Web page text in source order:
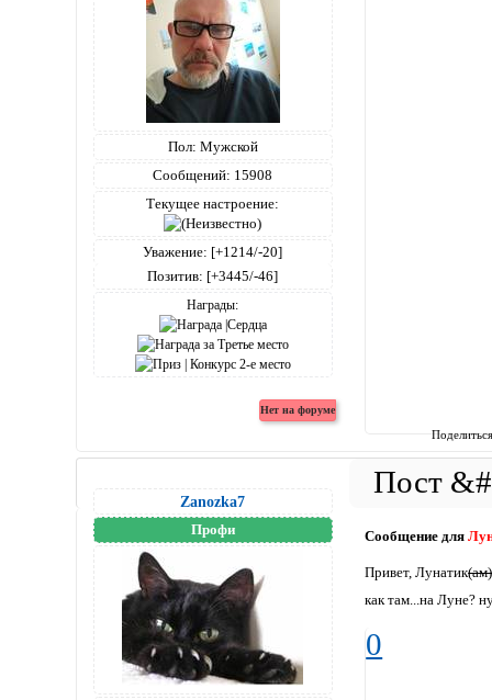
Пол: Мужской
Сообщений: 15908
Текущее настроение:
Уважение: [+1214/-20]
Позитив: [+3445/-46]
Награды:
Zanozka7
Профи Сообщение для
Привет, Лунатик(ам)
как там...на Луне?
0